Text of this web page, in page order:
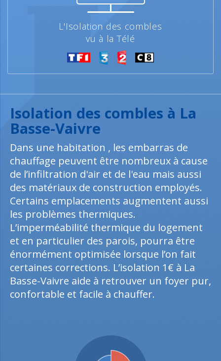
L'Isolation des combles
vu à la Télé
Isolation des combles à La
Basse-Vaivre
Dans une habitation , les embarras de
chauffage peuvent être nombreux à cause
de l’infiltration d'air et de l'eau mais aussi
des matériaux de construction employés.
Certains emplacements augmentent aussi
les problèmes thermiques.
L’imperméabilité thermique du logement
et en particulier des parois, pourra être
énormément optimisée lorsque l’on fait
certaines corrections. L’isolation 1€ à La
Basse-Vaivre aide à retrouver un foyer pur,
confortable et facile à chauffer.